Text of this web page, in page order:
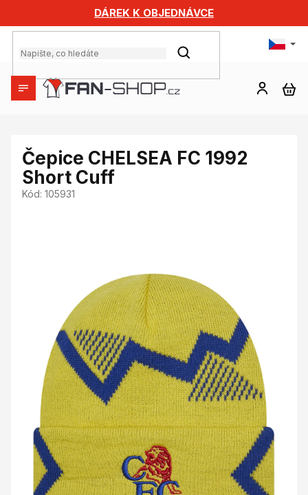
obsah
DÁREK K OBJEDNÁVCE
HLEDAT
Čepice CHELSEA FC 1992
Short Cuff
Kód: 105931